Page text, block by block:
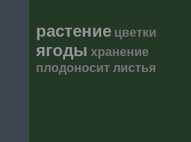
растение цветки
ягоды хранение
плодоноситлистья